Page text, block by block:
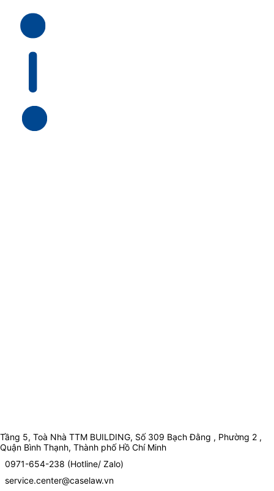
Tầng 5, Toà Nhà TTM BUILDING, Số 309 Bạch Đằng , Phường 2 ,
Quận Bình Thạnh, Thành phố Hồ Chí Minh
0971-654-238 (Hotline/ Zalo)
service.center@caselaw.vn